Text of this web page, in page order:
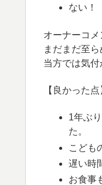
ない！
オーナーコメ
まだまだ至
当方では気
【良かった点
1年ぶ
た。
こども
遅い時
お食事